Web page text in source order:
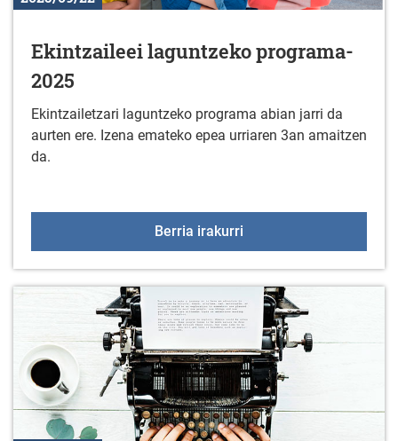
Ekintzaileei laguntzeko programa-
2025
Ekintzailetzari laguntzeko programa abian jarri da
aurten ere. Izena emateko epea urriaren 3an amaitzen
da.
Berria irakurri